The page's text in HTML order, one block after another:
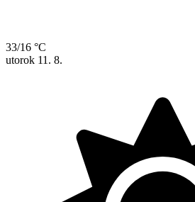
33/16 °C
utorok 11. 8.